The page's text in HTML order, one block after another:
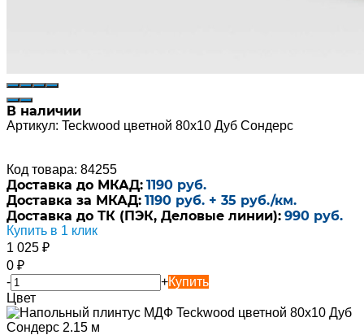
В наличии
Артикул: Teckwood цветной 80х10 Дуб Сондерс
Код товара: 84255
Доставка до МКАД: 1190 руб.
Доставка за МКАД: 1190 руб. + 35 руб./км.
Доставка до ТК (ПЭК, Деловые линии): 990 руб.
Купить в 1 клик
1 025 ₽
0 ₽
-
+Купить
Цвет